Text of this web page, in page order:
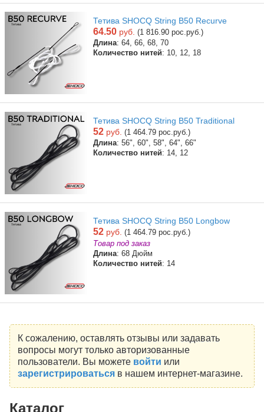
Тетива SHOCQ String B50 Recurve
64.50 руб. (1 816.90 рос.руб.)
Длина: 64, 66, 68, 70
Количество нитей: 10, 12, 18
Тетива SHOCQ String B50 Traditional
52 руб. (1 464.79 рос.руб.)
Длина: 56", 60", 58", 64", 66"
Количество нитей: 14, 12
Тетива SHOCQ String B50 Longbow
52 руб. (1 464.79 рос.руб.)
Товар под заказ
Длина: 68 Дюйм
Количество нитей: 14
К сожалению, оставлять отзывы или задавать
вопросы могут только авторизованные
пользователи. Вы можете войти или
зарегистрироватьсяв нашем интернет-магазине.
Каталог